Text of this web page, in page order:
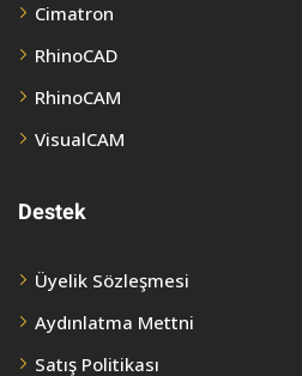
Cimatron
RhinoCAD
RhinoCAM
VisualCAM
Destek
Üyelik Sözleşmesi
Aydınlatma Mettni
Satış Politikası